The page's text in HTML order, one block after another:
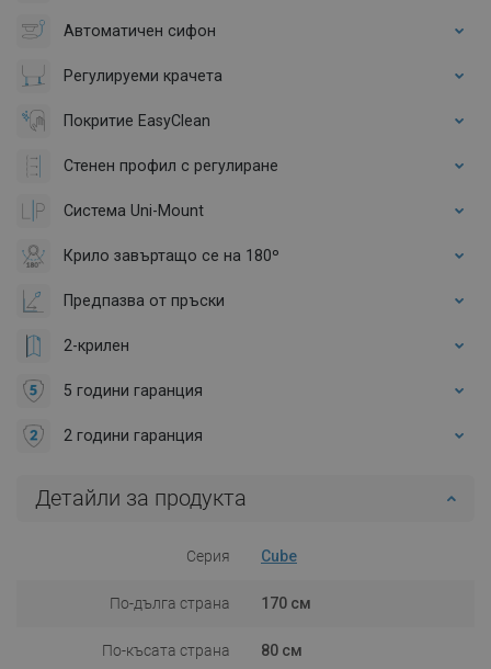
Автоматичен сифон
Регулируеми крачета
Покритие EasyClean
Стенен профил с регулиране
Система Uni-Mount
Крило завъртащо се на 180º
Предпазва от пръски
2-крилен
5 години гаранция
2 години гаранция
Детайли за продукта
Серия Cube
По-дълга страна 170 см
По-късата страна 80 см